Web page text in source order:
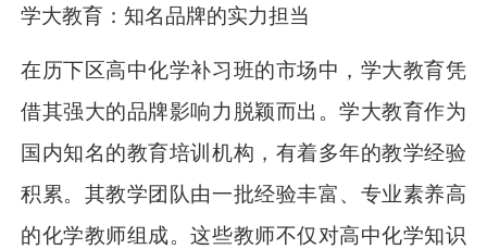
学大教育：知名品牌的实力担当
在历下区高中化学补习班的市场中，学大教育凭
借其强大的品牌影响力脱颖而出。学大教育作为
国内知名的教育培训机构，有着多年的教学经验
积累。其教学团队由一批经验丰富、专业素养高
的化学教师组成。这些教师不仅对高中化学知识